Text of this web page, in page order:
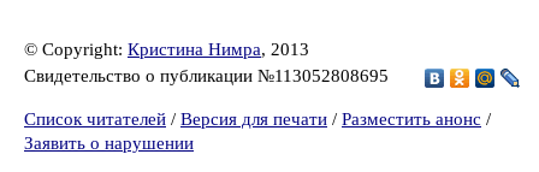
© Copyright: Кристина Нимра, 2013
Свидетельство о публикации №113052808695
Список читателей / Версия для печати / Разместить анонс /
Заявить о нарушении